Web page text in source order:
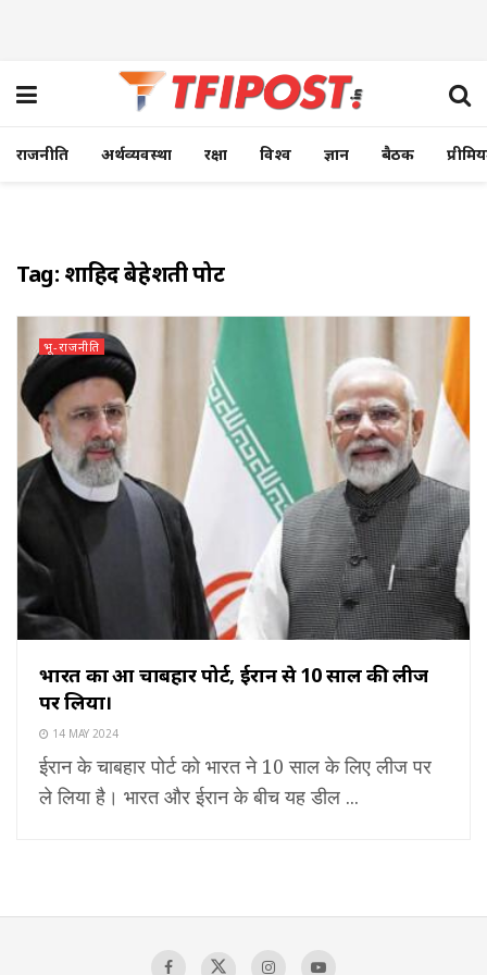
राजनीति अर्थव्यवस्था रक्षा विश्व ज्ञान बैठक
Tag: शाहिद बेहेशती पोर्ट
भू-राजनीति
भारत का हुआ चाबहार पोर्ट, ईरान से 10 साल की लीज
पर लिया।
14 MAY 2024
ईरान के चाबहार पोर्ट को भारत ने 10 साल के लिए लीज पर
ले लिया है। भारत और ईरान के बीच यह डील ...